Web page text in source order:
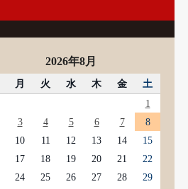
2026年8月
月 火 水 木 金
土
1
3 4 5 6 7
8
10 11 12 13 14
15
17 18 19 20 21
22
24 25 26 27 28
29